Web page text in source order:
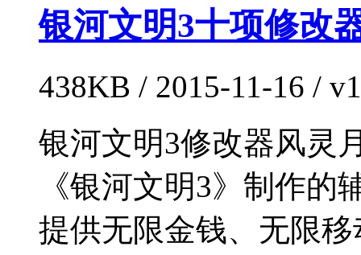
银河文明3十项修改
438KB / 2015-11-16 /
银河文明3修改器风灵
《银河文明3》制作
提供无限金钱、无限